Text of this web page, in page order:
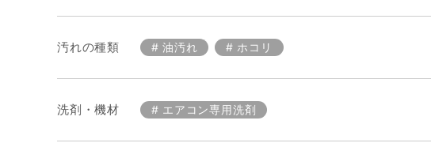
汚れの種類 油汚れ ホコリ
洗剤・機材 エアコン専用洗剤